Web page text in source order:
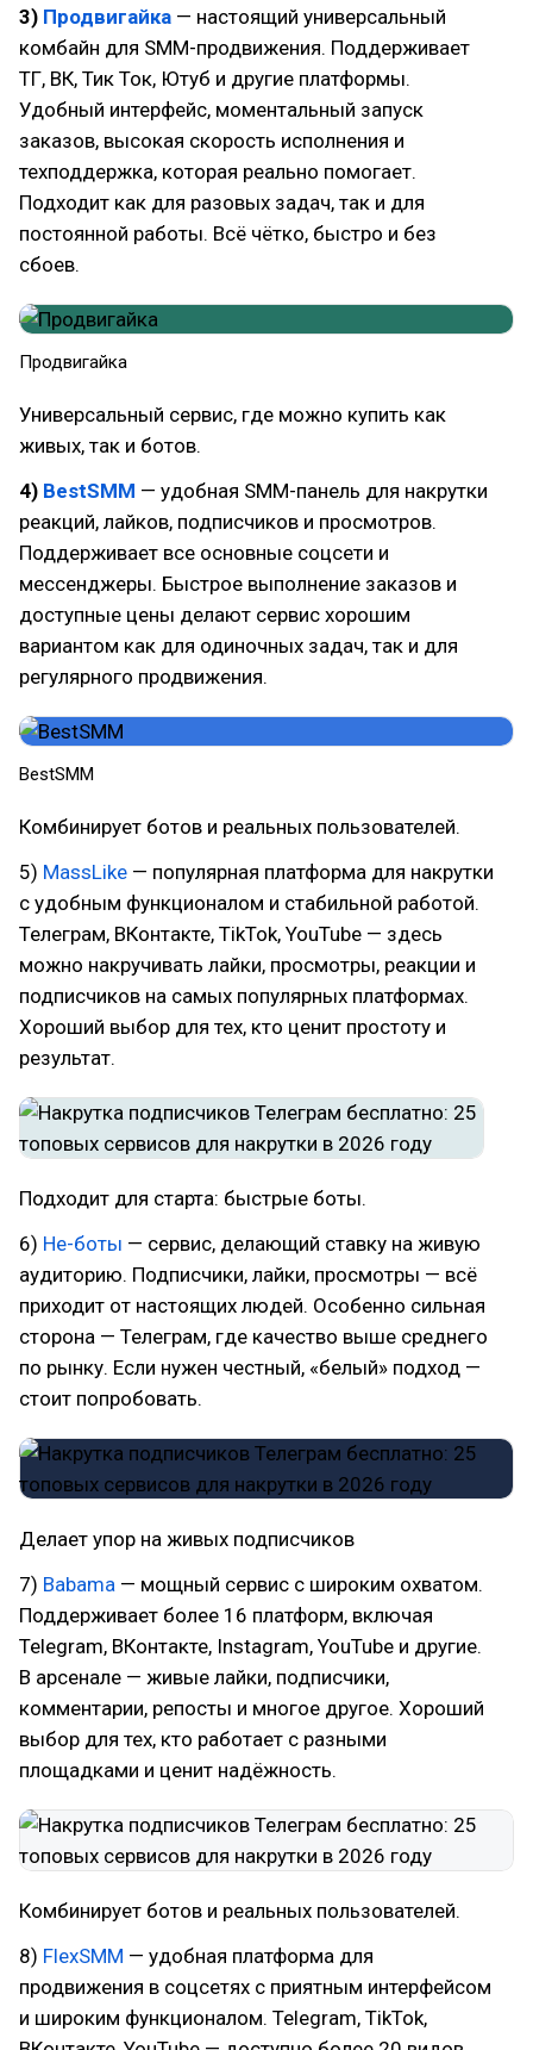
3) Продвигайка — настоящий универсальный
комбайн для SMM-продвижения. Поддерживает
ТГ, ВК, Тик Ток, Ютуб и другие платформы.
Удобный интерфейс, моментальный запуск
заказов, высокая скорость исполнения и
техподдержка, которая реально помогает.
Подходит как для разовых задач, так и для
постоянной работы. Всё чётко, быстро и без
сбоев.
Продвигайка
Универсальный сервис, где можно купить как
живых, так и ботов.
4) BestSMM — удобная SMM-панель для накрутки
реакций, лайков, подписчиков и просмотров.
Поддерживает все основные соцсети и
мессенджеры. Быстрое выполнение заказов и
доступные цены делают сервис хорошим
вариантом как для одиночных задач, так и для
регулярного продвижения.
BestSMM
Комбинирует ботов и реальных пользователей.
5) MassLike — популярная платформа для накрутки
с удобным функционалом и стабильной работой.
Телеграм, ВКонтакте, TikTok, YouTube — здесь
можно накручивать лайки, просмотры, реакции и
подписчиков на самых популярных платформах.
Хороший выбор для тех, кто ценит простоту и
результат.
Подходит для старта: быстрые боты.
6) Не-боты — сервис, делающий ставку на живую
аудиторию. Подписчики, лайки, просмотры — всё
приходит от настоящих людей. Особенно сильная
сторона — Телеграм, где качество выше среднего
по рынку. Если нужен честный, «белый» подход —
стоит попробовать.
Делает упор на живых подписчиков
7) Babama — мощный сервис с широким охватом.
Поддерживает более 16 платформ, включая
Telegram, ВКонтакте, Instagram, YouTube и другие.
В арсенале — живые лайки, подписчики,
комментарии, репосты и многое другое. Хороший
выбор для тех, кто работает с разными
площадками и ценит надёжность.
Комбинирует ботов и реальных пользователей.
8) FlexSMM — удобная платформа для
продвижения в соцсетях с приятным интерфейсом
и широким функционалом. Telegram, TikTok,